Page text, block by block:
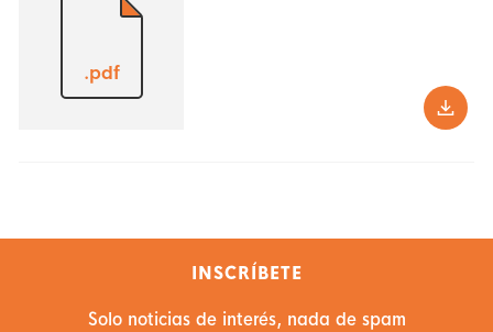
.pdf
INSCRÍBETE
Solo noticias de interés, nada de spam